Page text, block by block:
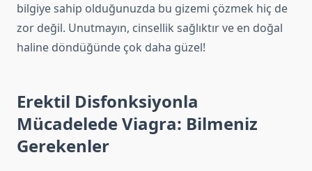
bilgiye sahip olduğunuzda bu gizemi çözmek hiç de
zor değil. Unutmayın, cinsellik sağlıktır ve en doğal
haline döndüğünde çok daha güzel!
Erektil Disfonksiyonla
Mücadelede Viagra: Bilmeniz
Gerekenler